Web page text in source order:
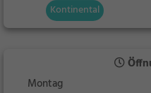
Kontinental
Montag